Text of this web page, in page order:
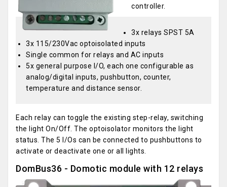
controller.
3x relays SPST 5A
3x 115/230Vac optoisolated inputs
Single common for relays and AC inputs
5x general purpose I/O, each one configurable as
analog/digital inputs, pushbutton, counter,
temperature and distance sensor.
Each relay can toggle the existing step-relay, switching
the light On/Off. The optoisolator monitors the light
status. The 5 I/Os can be connected to pushbuttons to
activate or deactivate one or all lights.
DomBus36 - Domotic module with 12 relays